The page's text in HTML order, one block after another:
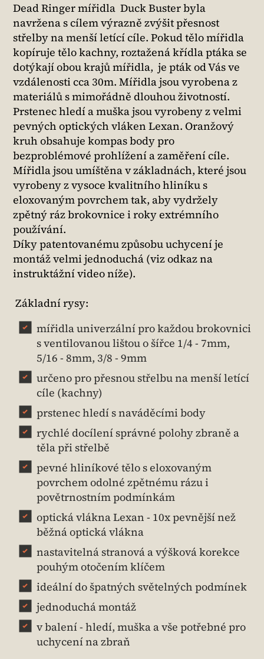
Dead Ringer mířidla Duck Buster byla
navržena s cílem výrazně zvýšit přesnost
střelby na menší letící cíle. Pokud tělo mířidla
kopíruje tělo kachny, roztažená křídla ptáka se
dotýkají obou krajů mířidla, je pták od Vás ve
vzdálenosti cca 30m. Mířidla jsou vyrobena z
materiálů s mimořádně dlouhou životností.
Prstenec hledí a muška jsou vyrobeny z velmi
pevných optických vláken Lexan. Oranžový
kruh obsahuje kompas body pro
bezproblémové prohlížení a zaměření cíle.
Mířidla jsou umíštěna v základnách, které jsou
vyrobeny z vysoce kvalitního hliníku s
eloxovaným povrchem tak, aby vydržely
zpětný ráz brokovnice i roky extrémního
používání.
Díky patentovanému způsobu uchycení je
montáž velmi jednoduchá (viz odkaz na
instruktážní video níže).
Základní rysy:
mířidla univerzální pro každou brokovnici
s ventilovanou lištou o šířce 1/4 - 7mm,
5/16 - 8mm, 3/8 - 9mm
určeno pro přesnou střelbu na menší letící
cíle (kachny)
prstenec hledí s naváděcími body
rychlé docílení správné polohy zbraně a
těla při střelbě
pevné hliníkové tělo s eloxovaným
povrchem odolné zpětnému rázu i
povětrnostním podmínkám
optická vlákna Lexan - 10x pevnější než
běžná optická vlákna
nastavitelná stranová a výšková korekce
pouhým otočením klíčem
ideální do špatných světelných podmínek
jednoduchá montáž
v balení - hledí, muška a vše potřebné pro
uchycení na zbraň